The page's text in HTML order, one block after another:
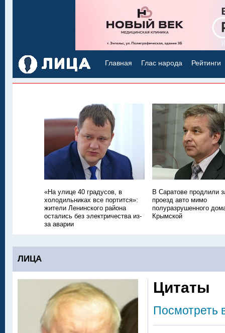
Главная Глас народа Рейтинги
«На улице 40 градусов, в
холодильниках все портится»:
жители Ленинского района
остались без электричества из-
за аварии
В Саратове продлили
проезд авто мимо
полуразрушенного
Крымской
ЛИЦА
Цитаты
Посмотреть